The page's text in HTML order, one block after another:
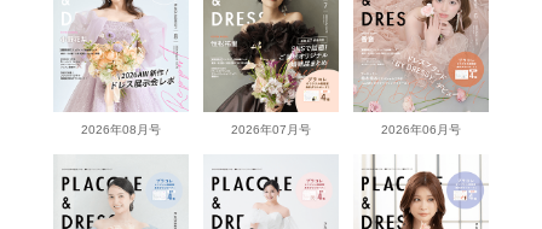
2026年08月号 2026年07月号 2026年06月号